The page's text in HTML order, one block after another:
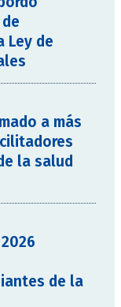
Ley de
a más
la salud
de la